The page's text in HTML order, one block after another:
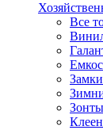
Все
Зонты